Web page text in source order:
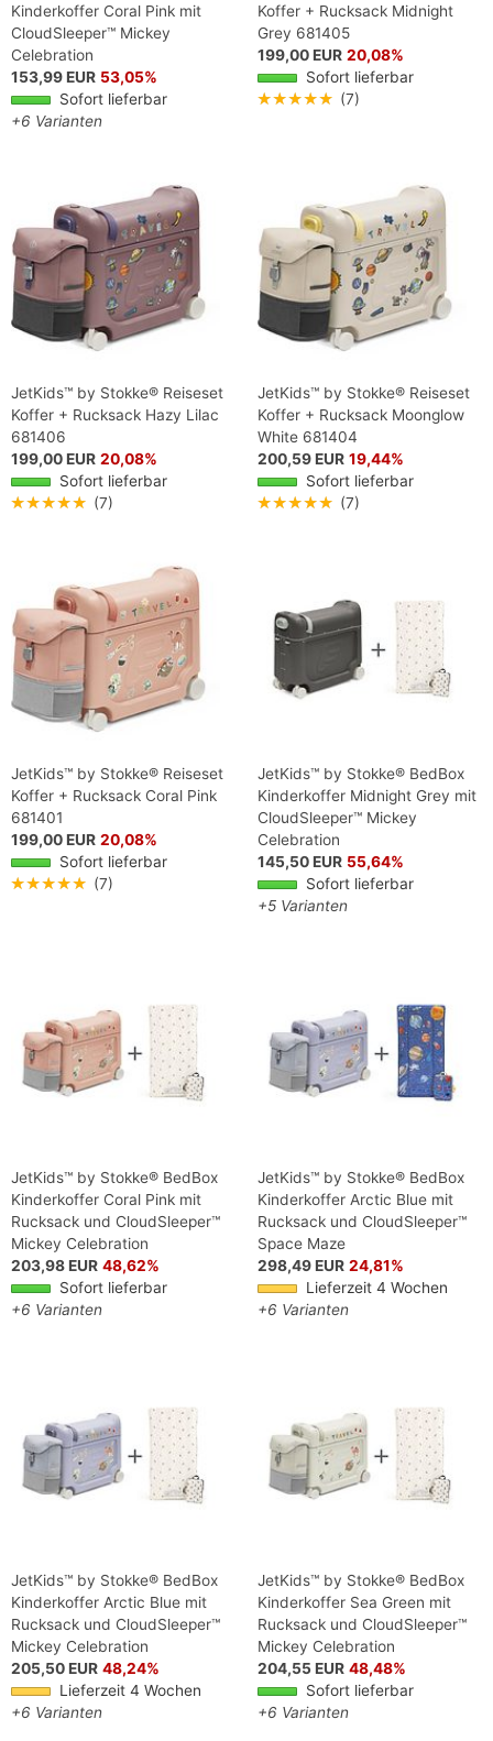
Kinderkoffer Coral Pink mit
CloudSleeper™ Mickey
Celebration
153,99 EUR 53,05%
Sofort lieferbar
+6 Varianten
Koffer + Rucksack Midnight
Grey 681405
199,00 EUR 20,08%
Sofort lieferbar
★★★★★ (7)
JetKids™ by Stokke® Reiseset
Koffer + Rucksack Hazy Lilac
681406
199,00 EUR 20,08%
Sofort lieferbar
★★★★★ (7)
JetKids™ by Stokke® Reiseset
Koffer + Rucksack Moonglow
White 681404
200,59 EUR 19,44%
Sofort lieferbar
★★★★★ (7)
JetKids™ by Stokke® Reiseset
Koffer + Rucksack Coral Pink
681401
199,00 EUR 20,08%
Sofort lieferbar
★★★★★ (7)
JetKids™ by Stokke® BedBox
Kinderkoffer Midnight Grey mit
CloudSleeper™ Mickey
Celebration
145,50 EUR 55,64%
Sofort lieferbar
+5 Varianten
JetKids™ by Stokke® BedBox
Kinderkoffer Coral Pink mit
Rucksack und CloudSleeper™
Mickey Celebration
203,98 EUR 48,62%
Sofort lieferbar
+6 Varianten
JetKids™ by Stokke® BedBox
Kinderkoffer Arctic Blue mit
Rucksack und CloudSleeper™
Space Maze
298,49 EUR 24,81%
Lieferzeit 4 Wochen
+6 Varianten
JetKids™ by Stokke® BedBox
Kinderkoffer Arctic Blue mit
Rucksack und CloudSleeper™
Mickey Celebration
205,50 EUR 48,24%
Lieferzeit 4 Wochen
+6 Varianten
JetKids™ by Stokke® BedBox
Kinderkoffer Sea Green mit
Rucksack und CloudSleeper™
Mickey Celebration
204,55 EUR 48,48%
Sofort lieferbar
+6 Varianten